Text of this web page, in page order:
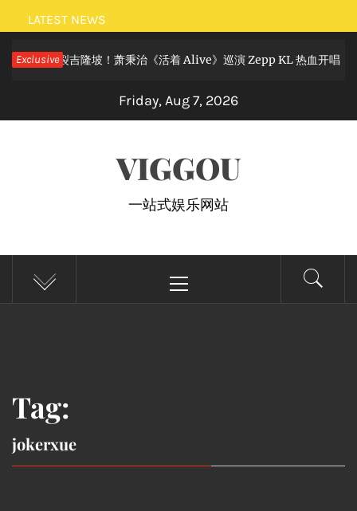
Skip
to
content
LATEST NEWS
Exclusive
狂欢炸裂吉隆坡！萧秉治《活着 Alive》巡演 Zepp KL 热血开唱
Friday, Aug 7, 2026
VIGGOU
一站式娱乐网站
Menu
Tag:
jokerxue